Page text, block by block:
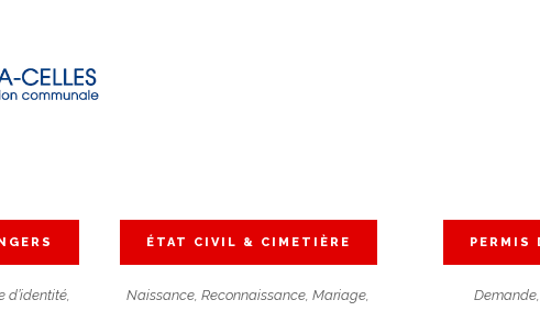
d’identité,
ÉTAT CIVIL & CIMETIÈRE
Naissance, Reconnaissance, Mariage,
PERMIS